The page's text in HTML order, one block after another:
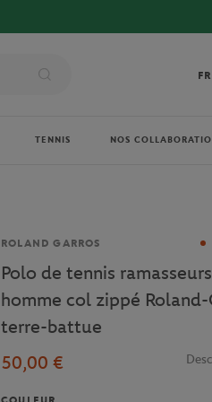
FR
TENNIS NOS
Marque
ROLAND GARROS
Polo de tennis
homme col zippé
terre-battue
50,00 €